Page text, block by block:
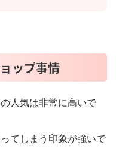
ップ事情
人気は非常に高いで
てしまう印象が強いで